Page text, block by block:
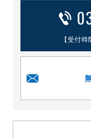
【受付